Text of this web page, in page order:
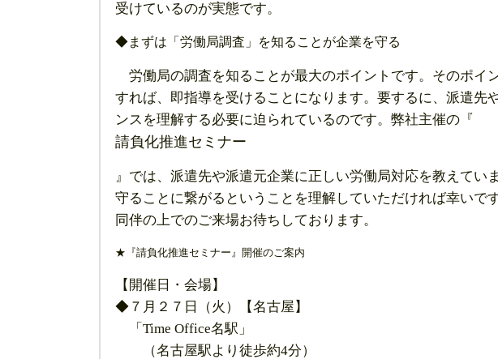
受けているのが実態です。
◆まずは「労働局調査」を知ることが企業を守る
労働局の調査を知ることが最大のポイントです。そのポイ
すれば、即指導を受けることになります。要するに、派遣先
ンスを理解する必要に迫られているのです。弊社主催の『
請負化推進セミナー
』では、派遣先や派遣元企業に正しい労働局対応を教えてい
守ることに繋がるということを理解していただければ幸いで
同伴の上でのご来場お待ちしております。
★『請負化推進セミナー』開催のご案内
【開催日・会場】
◆７月２７日（火）【名古屋】
「Time Office名駅」
（名古屋駅より徒歩約4分）